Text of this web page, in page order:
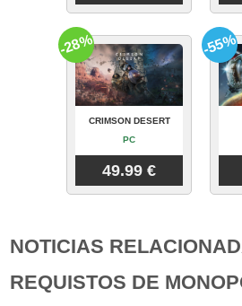
CRIMSON DESERT
PC
49.99 €
-28% -55%
NOTICIAS
REQUISTOS DE